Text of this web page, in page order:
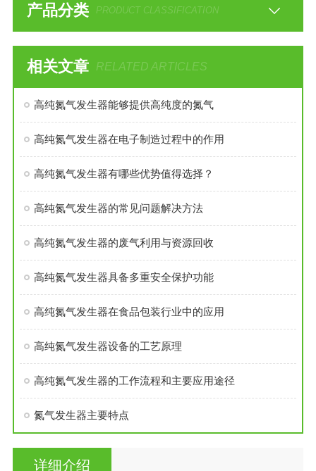
产品分类 PRODUCT CLASSIFICATION
相关文章 RELATED ARTICLES
高纯氮气发生器能够提供高纯度的氮气
高纯氮气发生器在电子制造过程中的作用
高纯氮气发生器有哪些优势值得选择？
高纯氮气发生器的常见问题解决方法
高纯氮气发生器的废气利用与资源回收
高纯氮气发生器具备多重安全保护功能
高纯氮气发生器在食品包装行业中的应用
高纯氮气发生器设备的工艺原理
高纯氮气发生器的工作流程和主要应用途径
氮气发生器主要特点
详细介绍